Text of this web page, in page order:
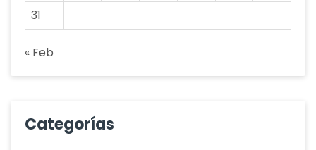
31
« Feb
Categorías